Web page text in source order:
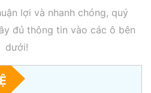
lợi và nhanh chóng, quý
đủ thông tin vào các ô bên
dưới!